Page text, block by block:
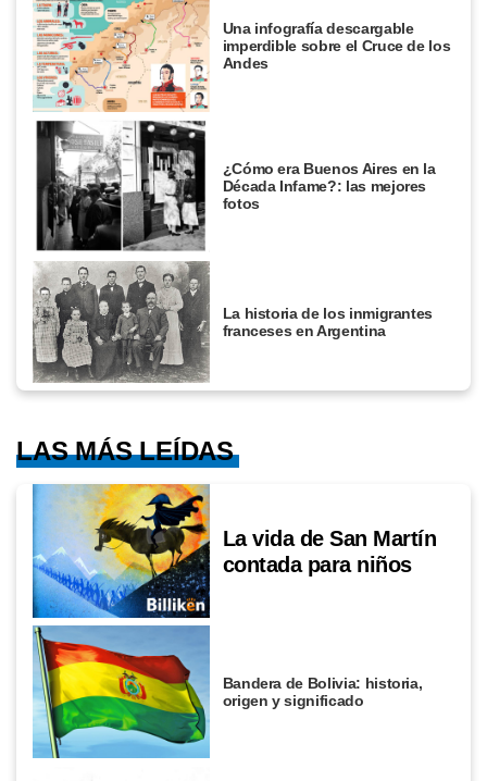
Una infografía descargable
imperdible sobre el Cruce de los
Andes
¿Cómo era Buenos Aires en la
Década Infame?: las mejores
fotos
La historia de los inmigrantes
franceses en Argentina
LAS MÁS LEÍDAS
La vida de San Martín
contada para niños
Bandera de Bolivia: historia,
origen y significado